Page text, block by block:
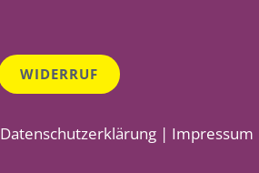
WIDERRUF
Datenschutzerklärung| Impressum